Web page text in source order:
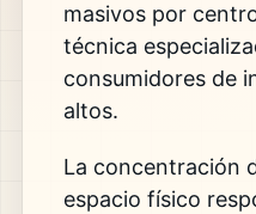
masivos por
técnica
consumidores de
altos.
La concentración
espacio físico